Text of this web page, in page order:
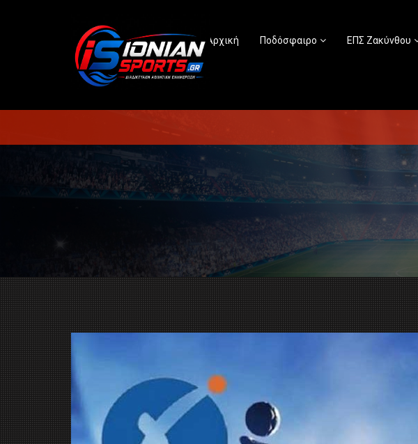
Αρχική Ποδόσφαιρο ΕΠΣ Ζακύνθου